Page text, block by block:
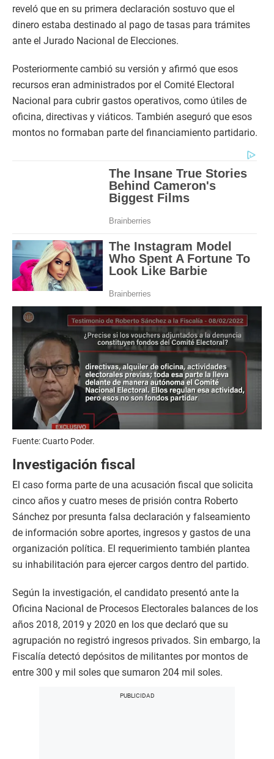
reveló que en su primera declaración sostuvo que el
dinero estaba destinado al pago de tasas para trámites
ante el Jurado Nacional de Elecciones.
Posteriormente cambió su versión y afirmó que esos
recursos eran administrados por el Comité Electoral
Nacional para cubrir gastos operativos, como útiles de
oficina, directivas y viáticos. También aseguró que esos
montos no formaban parte del financiamiento partidario.
Fuente: Cuarto Poder.
Investigación fiscal
El caso forma parte de una acusación fiscal que solicita
cinco años y cuatro meses de prisión contra Roberto
Sánchez por presunta falsa declaración y falseamiento
de información sobre aportes, ingresos y gastos de una
organización política. El requerimiento también plantea
su inhabilitación para ejercer cargos dentro del partido.
Según la investigación, el candidato presentó ante la
Oficina Nacional de Procesos Electorales balances de los
años 2018, 2019 y 2020 en los que declaró que su
agrupación no registró ingresos privados. Sin embargo, la
Fiscalía detectó depósitos de militantes por montos de
entre 300 y mil soles que sumaron 204 mil soles.